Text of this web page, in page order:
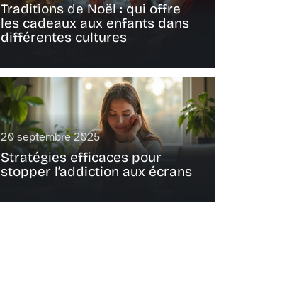
Traditions de Noël : qui offre
les cadeaux aux enfants dans
différentes cultures
20 septembre 2025
Stratégies efficaces pour
stopper l’addiction aux écrans